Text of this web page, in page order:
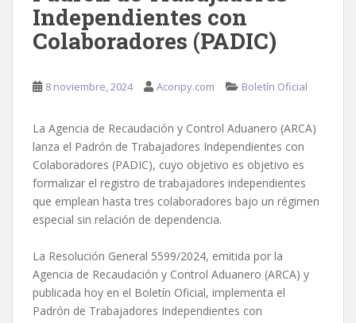
Independientes con
Colaboradores (PADIC)
8 noviembre, 2024 Aconpy.com Boletín Oficial
La Agencia de Recaudación y Control Aduanero (ARCA)
lanza el Padrón de Trabajadores Independientes con
Colaboradores (PADIC), cuyo objetivo es objetivo es
formalizar el registro de trabajadores independientes
que emplean hasta tres colaboradores bajo un régimen
especial sin relación de dependencia.
La Resolución General 5599/2024, emitida por la
Agencia de Recaudación y Control Aduanero (ARCA) y
publicada hoy en el Boletín Oficial, implementa el
Padrón de Trabajadores Independientes con